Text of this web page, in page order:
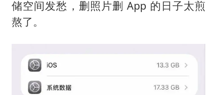
现代版摸金校尉落网查获400多枚古币
奋进开新局 实干挑大梁
储空间发愁，删照片删 App 的日子太煎
熬了。